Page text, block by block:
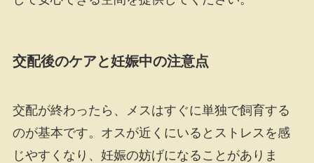
交配後のケアと妊娠中の注意点
交配が終わったら、メスはすぐに単独で飼育する
のが基本です。オスが近くにいるとストレスを感
じやすくなり、妊娠の妨げになることがありま